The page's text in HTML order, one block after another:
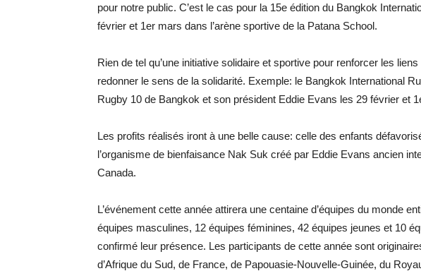
pour notre public. C’est le cas pour la 15e édition du Bangkok
février et 1er mars dans l’arène sportive de la Patana School.
Rien de tel qu’une initiative solidaire et sportive pour renforcer les
redonner le sens de la solidarité. Exemple: le Bangkok International
Rugby 10 de Bangkok et son président Eddie Evans les 29 février et
Les profits réalisés iront à une belle cause: celle des enfants
l’organisme de bienfaisance Nak Suk créé par Eddie Evans ancien
Canada.
L’événement cette année attirera une centaine d’équipes du monde
équipes masculines, 12 équipes féminines, 42 équipes jeunes et 10
confirmé leur présence. Les participants de cette année sont
d’Afrique du Sud, de France, de Papouasie-Nouvelle-Guinée, du